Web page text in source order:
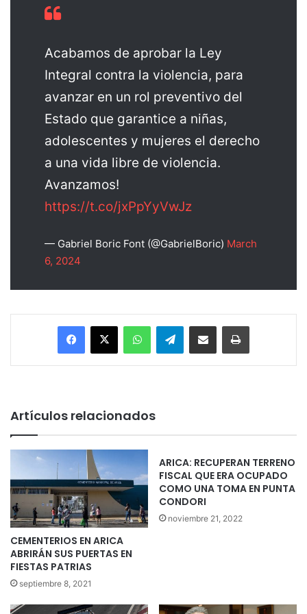
Acabamos de aprobar la Ley
Integral contra la violencia, para
avanzar en un rol preventivo del
Estado que garantice a niñas,
adolescentes y mujeres el derecho
a una vida libre de violencia.
Avanzamos!
https://t.co/jxPpYyVwJz
— Gabriel Boric Font (@GabrielBoric) March
6, 2024
Facebook
X WhatsAppTelegramEnviar vía email Imprimir
Artículos relacionados
CEMENTERIOS EN ARICA
ABRIRÁN SUS PUERTAS EN
FIESTAS PATRIAS
septiembre 8, 2021
ARICA: RECUPERAN TERRENO
FISCAL QUE ERA OCUPADO
COMO UNA TOMA EN PUNTA
CONDORI
noviembre 21, 2022